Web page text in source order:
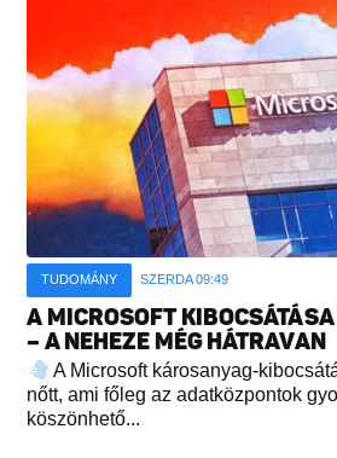
TUDOMÁNY SZERDA 09:49
A MICROSOFT
– A NEHEZE MÉG HÁTRAVAN
A Microsoft károsanyag-
nőtt, ami főleg az adatközpontok
köszönhető...